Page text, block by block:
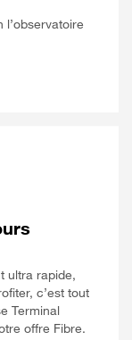
ultra rapide,
c’est tout
Terminal
offre Fibre.